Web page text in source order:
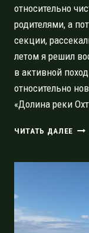
относительно
родителями, а
секции,
летом я решил
в активной
относительно
«Долина реки
ЧИТАТЬ ДАЛЕЕ
И